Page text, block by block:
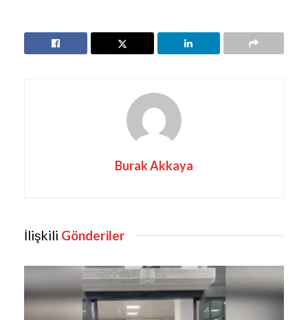
Burak Akkaya
İlişkili Gönderiler